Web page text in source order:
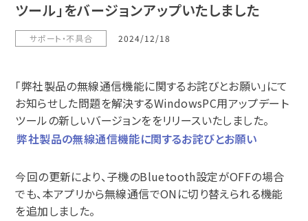
ツール」をバージョンアップいたしました
サポート・不具合 2024/12/18
「弊社製品の無線通信機能に関するお詫びとお願い」にて
お知らせした問題を解決するWindowsPC用アップデート
ツールの新しいバージョンををリリースいたしました。
弊社製品の無線通信機能に関するお詫びとお願い
今回の更新により、子機のBluetooth設定がOFFの場合
でも、本アプリから無線通信でONに切り替えられる機能
を追加しました。